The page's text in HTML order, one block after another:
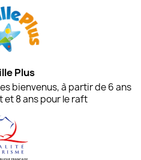
Plus
bienvenus, à partir de 6 ans
et 8 ans pour le raft